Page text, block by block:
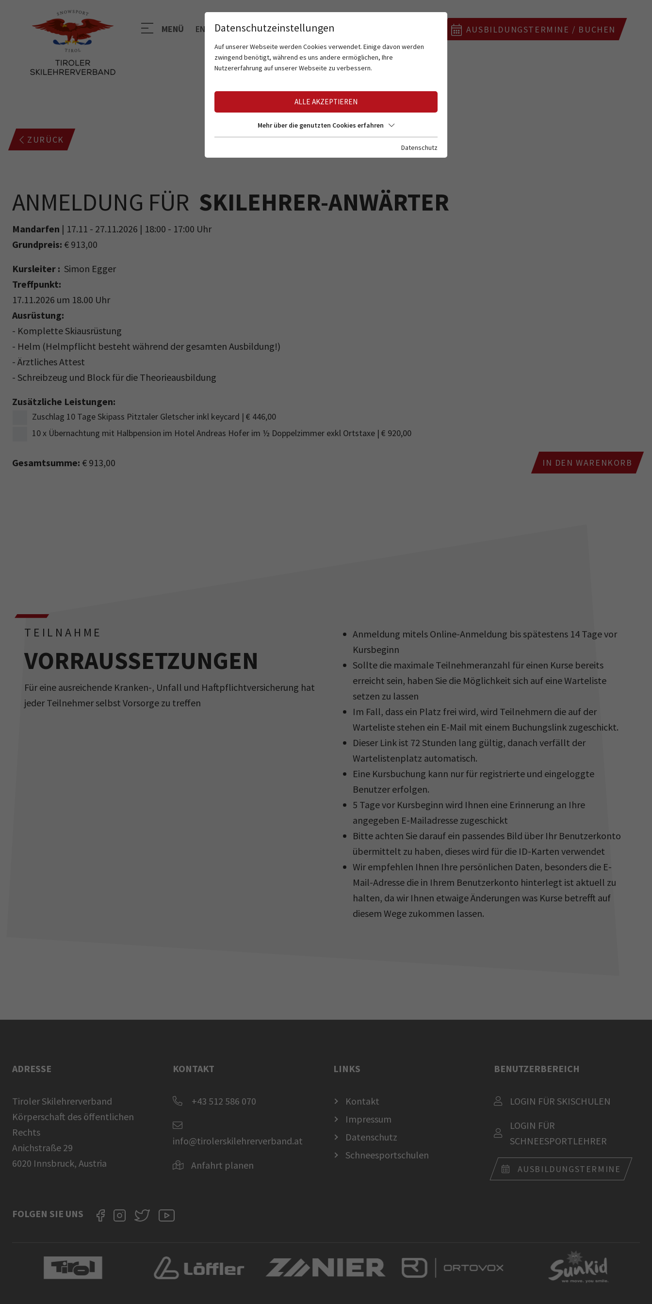
MENÜ EN AUSBILDUNGSTERMINE / BUCHEN
ZURÜCK
ANMELDUNG FÜR SKILEHRER-ANWÄRTER
Mandarfen | 17.11 - 27.11.2026 | 18:00 - 17:00 Uhr
Grundpreis: € 913,00
Kursleiter : Simon Egger
Treffpunkt:
17.11.2026 um 18.00 Uhr
Ausrüstung:
- Komplette Skiausrüstung
- Helm (Helmpflicht besteht während der gesamten Ausbildung!)
- Ärztliches Attest
- Schreibzeug und Block für die Theorieausbildung
Zusätzliche Leistungen:
Zuschlag 10 Tage Skipass Pitztaler Gletscher inkl keycard | € 446,00
10 x Übernachtung mit Halbpension im Hotel Andreas Hofer im ½ Doppelzimmer exkl Ortstaxe | € 920,00
Gesamtsumme: € 913,00 IN DEN WARENKORB
TEILNAHME
VORRAUSSETZUNGEN
Für eine ausreichende Kranken-, Unfall und Haftpflichtversicherung hat
jeder Teilnehmer selbst Vorsorge zu treffen
Anmeldung mitels Online-Anmeldung bis spätestens 14 Tage vor
Kursbeginn
Sollte die maximale Teilnehmeranzahl für einen Kurse bereits
erreicht sein, haben Sie die Möglichkeit sich auf eine Warteliste
setzen zu lassen
Im Fall, dass ein Platz frei wird, wird Teilnehmern die auf der
Warteliste stehen ein E-Mail mit einem Buchungslink zugeschickt.
Dieser Link ist 72 Stunden lang gültig, danach verfällt der
Wartelistenplatz automatisch.
Eine Kursbuchung kann nur für registrierte und eingeloggte
Benutzer erfolgen.
5 Tage vor Kursbeginn wird Ihnen eine Erinnerung an Ihre
angegeben E-Mailadresse zugeschickt
Bitte achten Sie darauf ein passendes Bild über Ihr Benutzerkonto
übermittelt zu haben, dieses wird für die ID-Karten verwendet
Wir empfehlen Ihnen Ihre persönlichen Daten, besonders die E-
Mail-Adresse die in Ihrem Benutzerkonto hinterlegt ist aktuell zu
halten, da wir Ihnen etwaige Änderungen was Kurse betrefft auf
diesem Wege zukommen lassen.
ADRESSE
Tiroler Skilehrerverband
Körperschaft des öffentlichen
Rechts
Anichstraße 29
6020 Innsbruck, Austria
KONTAKT
+43 512 586 070
info@tirolerskilehrerverband.at
Anfahrt planen
LINKS
Kontakt
Impressum
Datenschutz
Schneesportschulen
BENUTZERBEREICH
LOGIN FÜR SKISCHULEN
LOGIN FÜR
SCHNEESPORTLEHRER
AUSBILDUNGSTERMINE
FOLGEN SIE UNS
Datenschutzeinstellungen
Auf unserer Webseite werden Cookies verwendet. Einige davon werden
zwingend benötigt, während es uns andere ermöglichen, Ihre
Nutzererfahrung auf unserer Webseite zu verbessern.
ALLE AKZEPTIEREN
Mehr über die genutzten Cookies erfahren
Datenschutz